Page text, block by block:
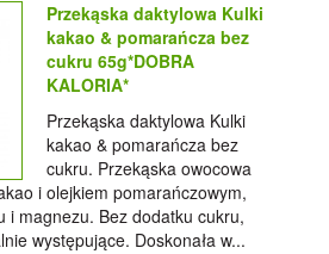
Przekąska daktylowa Kulki
kakao & pomarańcza bez
cukru 65g*DOBRA
KALORIA*
Przekąska daktylowa Kulki
kakao & pomarańcza bez
cukru. Przekąska owocowa
i olejkiem pomarańczowym,
i magnezu. Bez dodatku cukru,
występujące. Doskonała w...